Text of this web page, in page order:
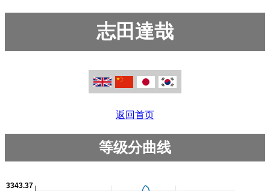
志田達哉
返回首页
等级分曲线
3343.37